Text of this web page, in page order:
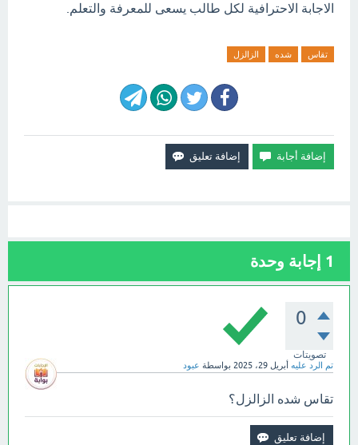
الاجابة الاحترافية لكل طالب يسعى للمعرفة والتعلم.
تقاس شده الزالزل
1 إجابة وحدة
0
تصويتات
تم الرد عليه أبريل 29، 2025 بواسطة عبود
تقاس شده الزالزل؟